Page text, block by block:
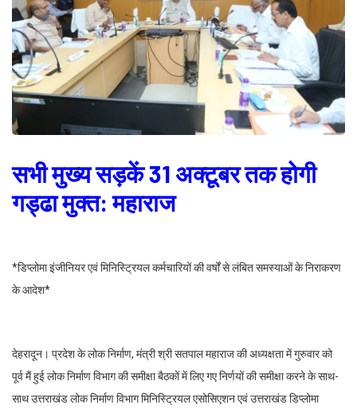
सभी मुख्य सड़कें 31 अक्टूबर तक होगी
गड्ढा मुक्त: महाराज
*डिप्लोमा इंजीनियर एवं मिनिस्ट्रियल कर्मचारियों की वर्षों से लंबित समस्याओं के निराकरण
के आदेश*
देहरादून। प्रदेश के लोक निर्माण, मंत्री श्री सतपाल महाराज की अध्यक्षता में गुरुवार को
पूर्व मैं हुई लोक निर्माण विभाग की समीक्षा बैठकों में लिए गए निर्णयों की समीक्षा करने के साथ-
साथ उत्तराखंड लोक निर्माण विभाग मिनिस्ट्रियल एसोसिएशन एवं उत्तराखंड डिप्लोमा